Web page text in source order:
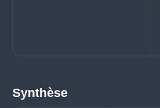
Synthèse